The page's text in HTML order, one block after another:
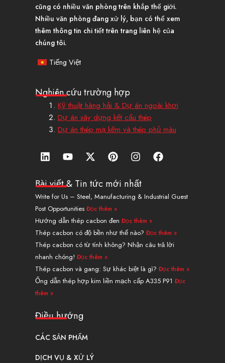
cũng có nhiều văn phòng trên khắp thế giới.
Nhiều văn phòng đang xử lý, bạn có thể xem
thêm thông tin chi tiết trên trang liên hệ của
chúng tôi.
Tiếng Việt
Nghiên cứu trường hợp
Kỹ thuật hàng hải & Dự án ngoài khơi
Dự án xây dựng kết cấu thép
Dự án thép mạ kẽm và thép phủ màu
L
i
k
e
d
i
n
Y
o
t
b
e
X
-
w
i
t
t
e
r
P
i
t
e
r
e
s
t
I
n
t
a
g
a
m
F
a
b
o
Bài viết & Tin tức mới nhất
Write for Us – Steel, Manufacturing & Industrial Guest
Post Opportunities Đọc thêm »
Hướng dẫn thép cacbon đen Đọc thêm »
Thép cacbon có độ bền như thế nào? Đọc thêm »
Thép cacbon có từ tính không? Nhận câu trả lời
nhanh chóng! Đọc thêm »
Thép cacbon và gang: Sự khác biệt là gì? Đọc thêm »
Ống dẫn thép hợp kim liền mạch cấp A335 P91 Đọc
thêm »
Điều hướng
CÁC SẢN PHẨM
DỊCH VỤ & XỬ LÝ